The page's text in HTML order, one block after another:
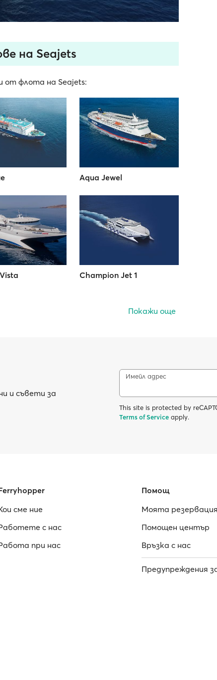
на Seajets
от флота на Seajets:
Aqua Jewel
Champion Jet 1
Покажи още
и съвети за
Имейл адрес
This site is protected by
Terms of Service apply.
сме ние
с нас
при нас
Помощ
Моята резервация
Помощен център
Връзка с нас
Предупреждения